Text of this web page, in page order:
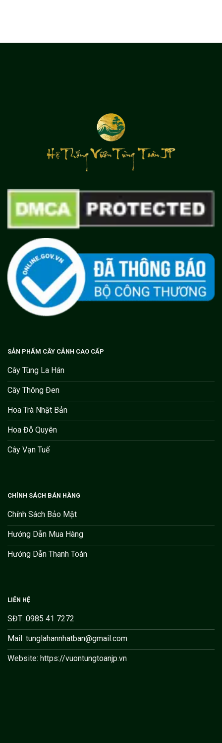
SẢN PHẨM CÂY CẢNH CAO CẤP
Cây Tùng La Hán
Cây Thông Đen
Hoa Trà Nhật Bản
Hoa Đỗ Quyên
Cây Vạn Tuế
CHÍNH SÁCH BÁN HÀNG
Chính Sách Bảo Mật
Hướng Dẫn Mua Hàng
Hướng Dẫn Thanh Toán
LIÊN HỆ
SĐT: 0985 41 7272
Mail: tunglahannhatban@gmail.com
Website: https://vuontungtoanjp.vn